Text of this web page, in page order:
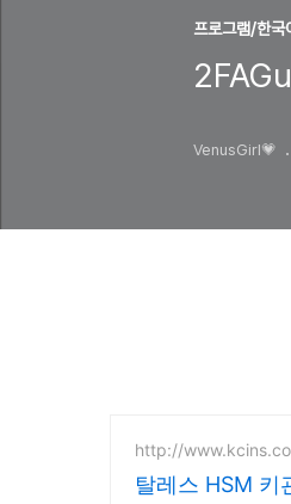
프로그램/한국
VenusGirl💗
http://
탈레스 HSM 키